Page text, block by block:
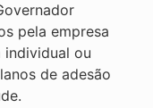
pela empresa
ou
de adesão